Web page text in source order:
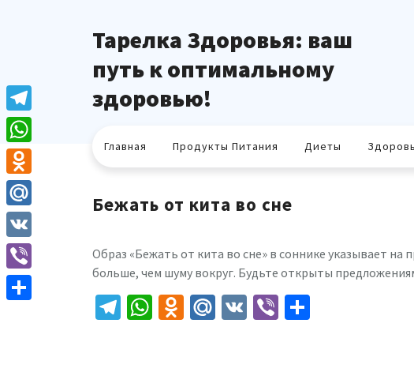
Тарелка Здоровья: ваш
путь к оптимальному
здоровью!
Главная Продукты Питания Диеты
Бежать от кита во сне
Образ «Бежать от кита во сне» в соннике указывает
больше, чем шуму вокруг. Будьте открыты
Telegram
WhatsApp
Odnoklassniki
Mail.Ru
VK Viber
Telegram
WhatsApp
Odnoklassniki
Mail.Ru
VK
Viber